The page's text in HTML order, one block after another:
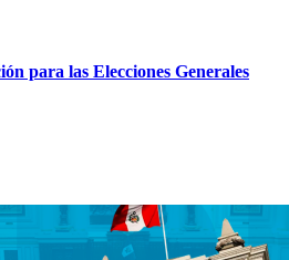
para las Elecciones Generales